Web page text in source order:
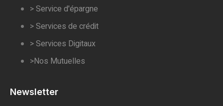
> Service d'épargne
> Services de crédit
> Services Digitaux
>Nos Mutuelles
Newsletter